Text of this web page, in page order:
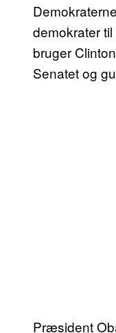
demokrater
bruger
Senatet og
Præsident